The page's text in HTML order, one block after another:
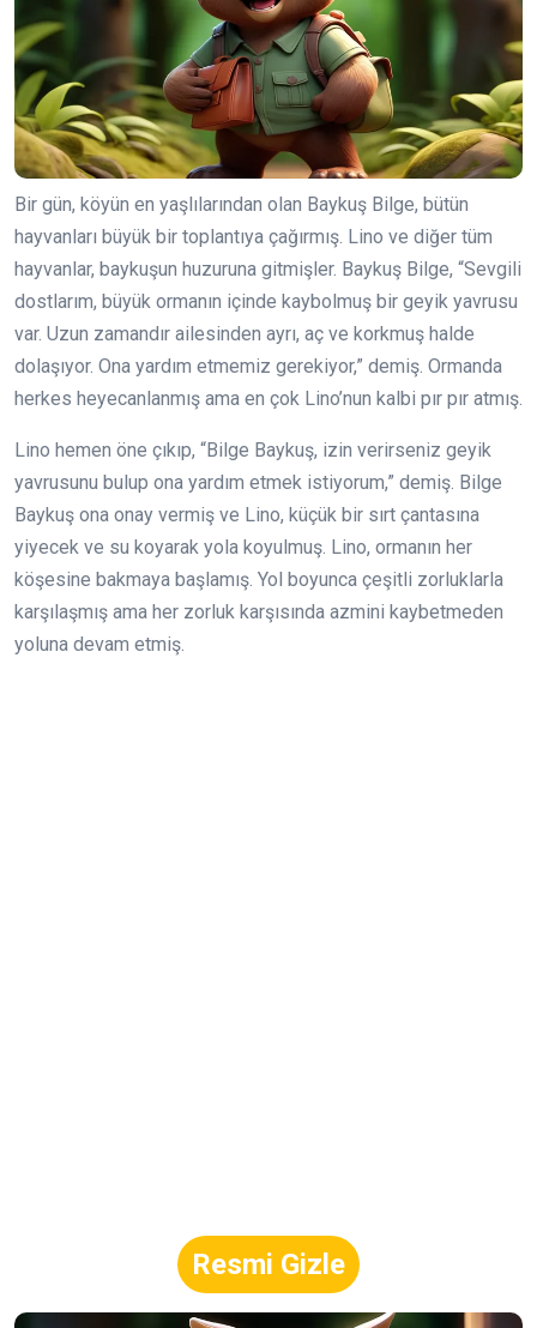
Bir gün, köyün en yaşlılarından olan Baykuş Bilge, bütün
hayvanları büyük bir toplantıya çağırmış. Lino ve diğer tüm
hayvanlar, baykuşun huzuruna gitmişler. Baykuş Bilge, “Sevgili
dostlarım, büyük ormanın içinde kaybolmuş bir geyik yavrusu
var. Uzun zamandır ailesinden ayrı, aç ve korkmuş halde
dolaşıyor. Ona yardım etmemiz gerekiyor,” demiş. Ormanda
herkes heyecanlanmış ama en çok Lino’nun kalbi pır pır atmış.
Lino hemen öne çıkıp, “Bilge Baykuş, izin verirseniz geyik
yavrusunu bulup ona yardım etmek istiyorum,” demiş. Bilge
Baykuş ona onay vermiş ve Lino, küçük bir sırt çantasına
yiyecek ve su koyarak yola koyulmuş. Lino, ormanın her
köşesine bakmaya başlamış. Yol boyunca çeşitli zorluklarla
karşılaşmış ama her zorluk karşısında azmini kaybetmeden
yoluna devam etmiş.
Resmi Gizle